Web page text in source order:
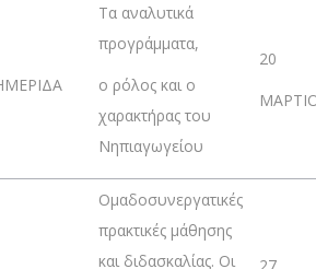
Τα αναλυτικά
προγράμματα,
ο ρόλος και ο
χαρακτήρας του
Νηπιαγωγείου
20
Ομαδοσυνεργατικές
πρακτικές μάθησης
και διδασκαλίας. Οι
27